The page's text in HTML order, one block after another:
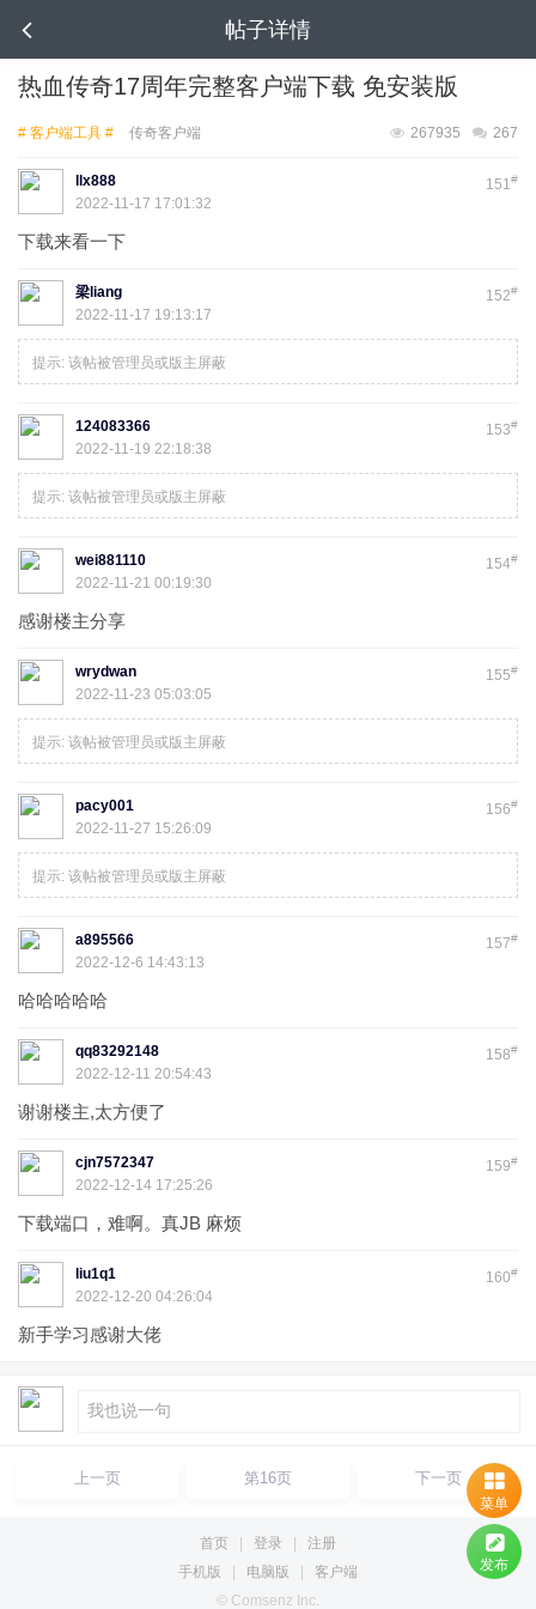
帖子详情
热血传奇17周年完整客户端下载 免安装版
# 客户端工具 # 传奇客户端 267
267935
151#
llx888
2022-11-17 17:01:32
下载来看一下
152#
梁liang
2022-11-17 19:13:17
提示: 该帖被管理员或版主屏蔽
153#
124083366
2022-11-19 22:18:38
提示: 该帖被管理员或版主屏蔽
154#
wei881110
2022-11-21 00:19:30
感谢楼主分享
155#
wrydwan
2022-11-23 05:03:05
提示: 该帖被管理员或版主屏蔽
156#
pacy001
2022-11-27 15:26:09
提示: 该帖被管理员或版主屏蔽
157#
a895566
2022-12-6 14:43:13
哈哈哈哈哈
158#
qq83292148
2022-12-11 20:54:43
谢谢楼主,太方便了
159#
cjn7572347
2022-12-14 17:25:26
下载端口，难啊。真JB 麻烦
160#
liu1q1
2022-12-20 04:26:04
新手学习感谢大佬
上一页 第16页 下一页
首页 登录
注册
手机版
电脑版
客户端
© Comsenz Inc.
菜单
发布